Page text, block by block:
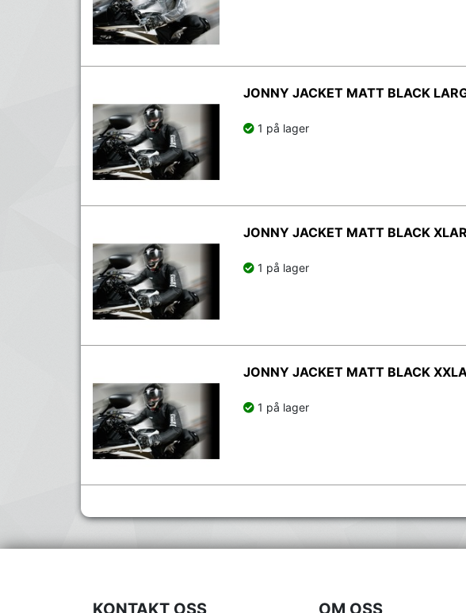
JONNY JACKET MATT BLACK
1 på lager
JONNY JACKET MATT BLACK
1 på lager
JONNY JACKET MATT BLACK
1 på lager
KONTAKT OSS OM OSS